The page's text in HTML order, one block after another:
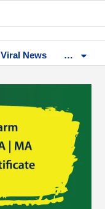
Viral News …